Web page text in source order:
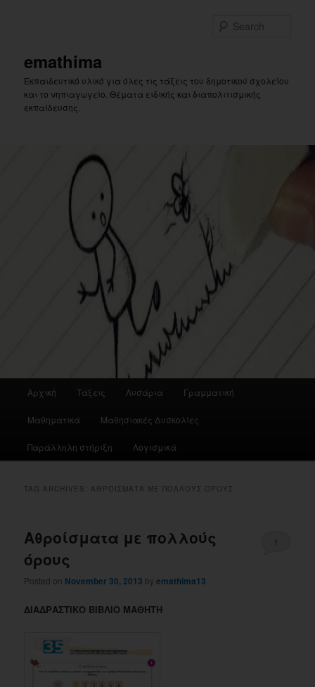
emathima
Εκπαιδευτικό υλικό για όλες τις τάξεις του δημοτικού σχολείου
και το νηπιαγωγείο. Θέματα ειδικής και διαπολιτισμικής
εκπαίδευσης.
Αρχική Τάξεις Λυσάρια Γραμματική
Μαθηματικά Μαθησιακές Δυσκολίες
Παράλληλη στήριξη Λογισμικά
TAG ARCHIVES: ΑΘΡΟΊΣΜΑΤΑ ΜΕ ΠΟΛΛΟΎΣ ΌΡΟΥΣ
Αθροίσματα με πολλούς
όρους
Posted on November 30, 2013 byemathima13
1
ΔΙΑΔΡΑΣΤΙΚΟ ΒΙΒΛΙΟ ΜΑΘΗΤΗ